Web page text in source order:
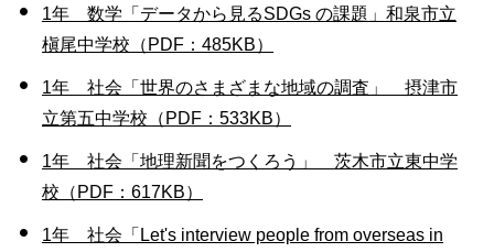
1年 数学「データから見るSDGs の課題」和泉市立
槇尾中学校（PDF：485KB）
1年 社会「世界のさまざまな地域の調査」 摂津市
立第五中学校（PDF：533KB）
1年 社会「地理新聞をつくろう」 茨木市立東中学
校（PDF：617KB）
1年 社会「Let's interview people from overseas in